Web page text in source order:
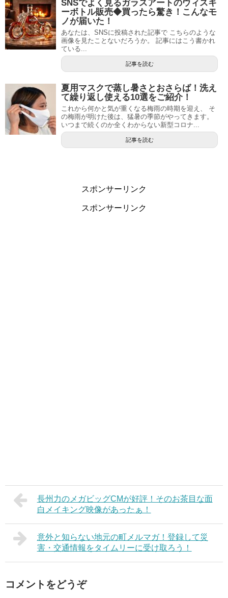
SNSでよく見るガラスアートのウィスキ
ーボトル販売◆買ったら驚き！こんなモ
ノが届いた！
あなたは、SNSに投稿された記事で こちらのような
画像を見たことないだろうか。 記事にはこう書かれ
ている...
記事を読む
夏用マスクで蒸し暑さとおさらば！洗え
て繰り返し使える10選をご紹介！
これから何かと気が重くなる梅雨の時期を迎え、 そ
の梅雨が明けた後は、猛暑の季節がやってきます。
いつまで続くのか全くわからない新型コロナ...
記事を読む
スポンサーリンク
スポンサーリンク
長州力のメガビッグCMが好評！そのお茶目な面
白メイキング映像があったぁ！
意外と知らない地元の町メルマガ！登録して災
害・交通情報をタイムリーに受け取ろう！
コメントをどうぞ